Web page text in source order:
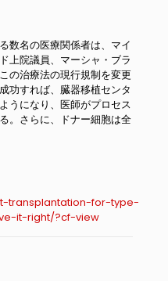
数名の医療関係者は、マイ
上院議員、マーシャ・ブラ
の治療法の現行規制を変更
功すれば、臓器移植センタ
うになり、医師がプロセス
。さらに、ドナー細胞は全
transplantation-for-type-
it-right/?cf-view